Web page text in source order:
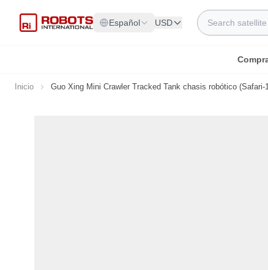
Español USD
Search
Inicio Guo Xing Mini Crawler Tracked Tank chasis robótico (Safari-